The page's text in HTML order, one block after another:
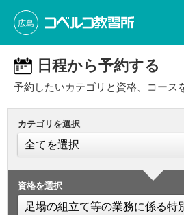
広島
日程から予約する
予約したいカテゴリと資格、コース
カテゴリを選択
資格を選択